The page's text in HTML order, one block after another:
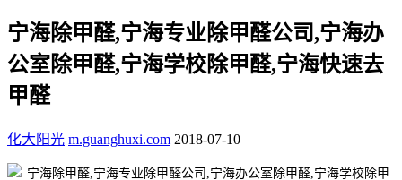
宁海除甲醛,宁海专业除甲醛公司,宁海办
公室除甲醛,宁海学校除甲醛,宁海快速去
甲醛
化大阳光 m.guanghuxi.com 2018-07-10